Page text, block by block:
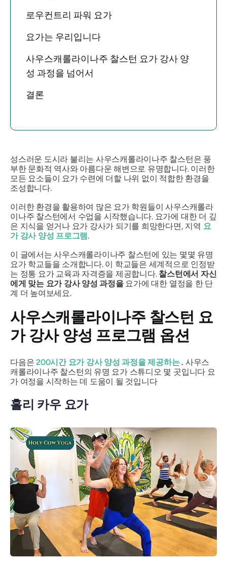
로우컨트리 파워 요가
요가는 우리입니다
사우스캐롤라이나주 찰스턴 요가 강사 양
성 과정을 넘어서
결론
성스러운 도시라 불리는 사우스캐롤라이나주 찰스턴은 풍
부한 문화적 역사와 아름다운 해변으로 유명합니다. 이러한
모든 요소들이 요가 수련에 더할 나위 없이 적합한 환경을
조성합니다.
이러한 환경을 활용하여 많은 요가 학원들이 사우스캐롤라
이나주 찰스턴에서 수업을 시작했습니다. 요가에 대한 더 깊
은 지식을 얻거나 요가 강사가 되기를 희망한다면, 지역 요
가 강사 양성 프로그램.
이 글에서는 사우스캐롤라이나주 찰스턴에 있는 몇몇 유명
요가 학교들을 소개합니다. 이 학교들은 세계적으로 인정받
는 정통 요가 교육과 자격증을 제공합니다. 찰스턴에서 자신
에게 맞는 요가 강사 양성 과정을 요가에 대한 열정을 한 단
계 더 높여보세요.
사우스캐롤라이나주 찰스턴 요
가 강사 양성 프로그램 옵션
다음은200시간 요가 강사 양성 과정을 제공하는. 사우스
캐롤라이나주 찰스턴의 유명 요가 스튜디오 몇 곳입니다 요
가 여정을 시작하는 데 도움이 될 것입니다
홀리 카우 요가